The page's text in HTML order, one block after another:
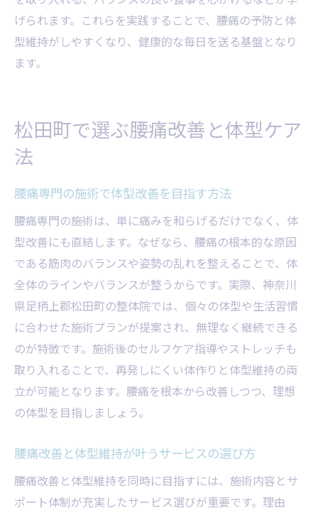
腰痛と体型の再発防止に役立つ行動とは
ト
腰痛改善と体型ケア実践の成功体験に学ぶ
腰痛と体型改善に役立つ継続のコツ
腰痛と体型改善の知識を日常に活かす方法
足柄上整体院が出来ること
げられます。これらを実践することで、腰痛の予防と体
型維持がしやすくなり、健康的な毎日を送る基盤となり
ます。
松田町で選ぶ腰痛改善と体型ケア
法
腰痛専門の施術で体型改善を目指す方法
腰痛専門の施術は、単に痛みを和らげるだけでなく、体
型改善にも直結します。なぜなら、腰痛の根本的な原因
である筋肉のバランスや姿勢の乱れを整えることで、体
全体のラインやバランスが整うからです。実際、神奈川
県足柄上郡松田町の整体院では、個々の体型や生活習慣
に合わせた施術プランが提案され、無理なく継続できる
のが特徴です。施術後のセルフケア指導やストレッチも
取り入れることで、再発しにくい体作りと体型維持の両
立が可能となります。腰痛を根本から改善しつつ、理想
の体型を目指しましょう。
腰痛改善と体型維持が叶うサービスの選び方
腰痛改善と体型維持を同時に目指すには、施術内容とサ
ポート体制が充実したサービス選びが重要です。理由